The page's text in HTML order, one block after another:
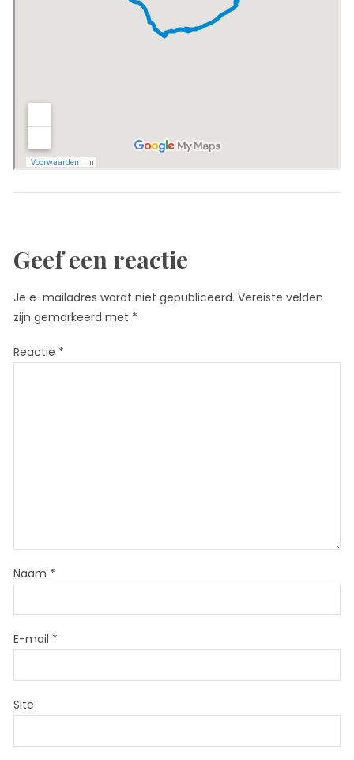
Geef een reactie
Je e-mailadres wordt niet gepubliceerd. Vereiste velden
zijn gemarkeerd met *
Reactie *
Naam *
E-mail *
Site